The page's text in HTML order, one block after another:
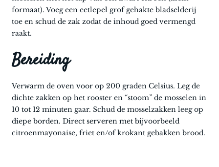
formaat). Voeg een eetlepel grof gehakte bladselderij
toe en schud de zak zodat de inhoud goed vermengd
raakt.
Bereiding
Verwarm de oven voor op 200 graden Celsius. Leg de
dichte zakken op het rooster en “stoom” de mosselen in
10 tot 12 minuten gaar. Schud de mosselzakken leeg op
diepe borden. Direct serveren met bijvoorbeeld
citroenmayonaise, friet en/of krokant gebakken brood.